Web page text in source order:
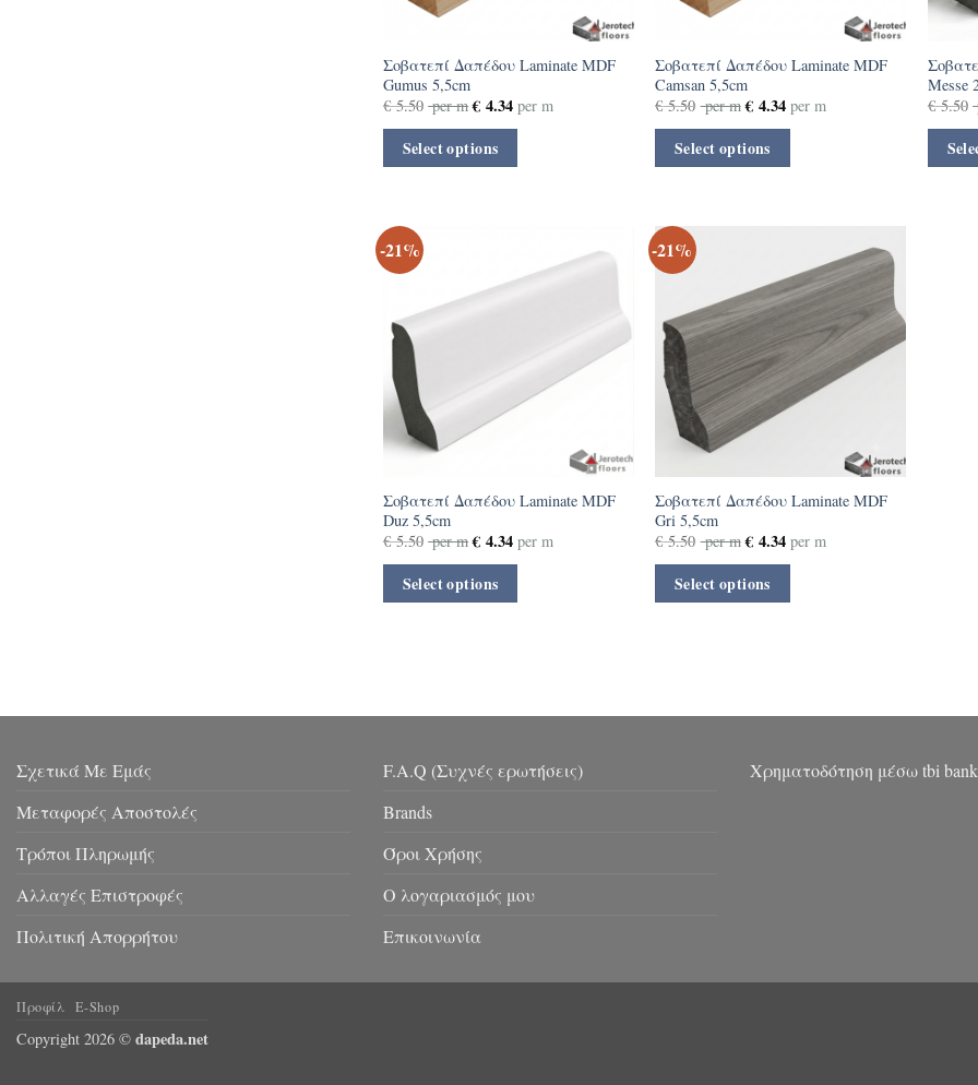
Σοβατεπί Δαπέδου Laminate MDF
Gumus 5,5cm
€5.50 per m € 4.34 per m
Select options
Σοβατεπί Δαπέδου Laminate MDF
Camsan 5,5cm
€5.50 per m €4.34per m
Select options
Messe
€5.50
-21%
Σοβατεπί Δαπέδου Laminate MDF
Duz 5,5cm
€5.50 per m € 4.34 per m
Select options
-21%
Σοβατεπί Δαπέδου Laminate MDF
Gri 5,5cm
€5.50 per m €4.34per m
Select options
Σχετικά Με Εμάς
Μεταφορές Αποστολές
Τρόποι Πληρωμής
Αλλαγές Επιστροφές
Πολιτική Απορρήτου
F.A.Q (Συχνές ερωτήσεις)
Brands
Όροι Χρήσης
Ο λογαριασμός μου
Επικοινωνία
Χρηματοδότηση μέσω tbi bank
Προφίλ E-Shop
Copyright 2026 © dapeda.net